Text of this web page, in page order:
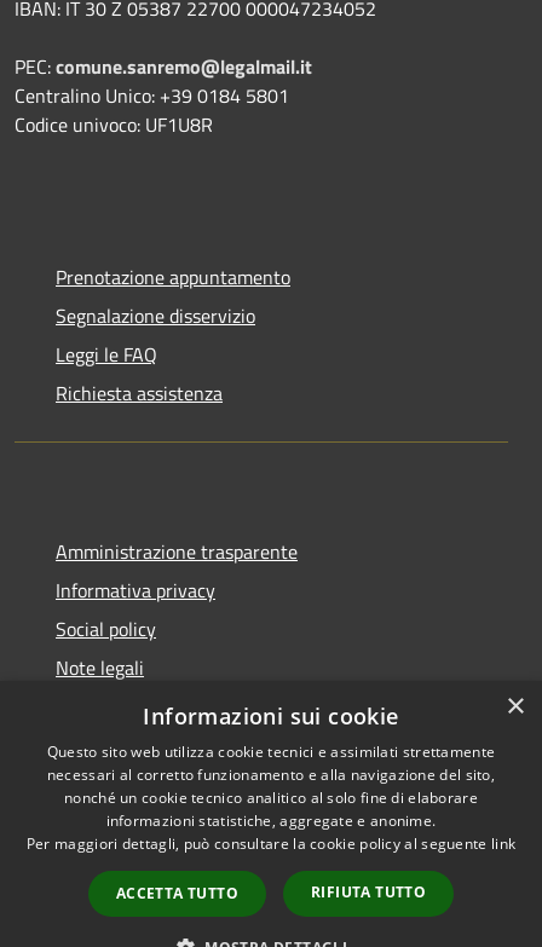
IBAN: IT 30 Z 05387 22700 000047234052
PEC:comune.sanremo@legalmail.it
Centralino Unico: +39 0184 5801
Codice univoco: UF1U8R
Prenotazione appuntamento
Segnalazione disservizio
Leggi le FAQ
Richiesta assistenza
Amministrazione trasparente
Informativa privacy
Social policy
Note legali
Dichiarazione di accessibilità
Accessibilità
Copyright © 2026 • Comune di
Sanremo • Powered by
Municipium•
Accesso
redazione
×
Informazioni sui cookie
Questo sito web utilizza cookie tecnici e assimilati strettamente
necessari al corretto funzionamento e alla navigazione del sito,
nonché un cookie tecnico analitico al solo fine di elaborare
informazioni statistiche, aggregate e anonime.
Per maggiori dettagli, può consultare la cookie policy al seguente link
ACCETTA TUTTO RIFIUTA TUTTO